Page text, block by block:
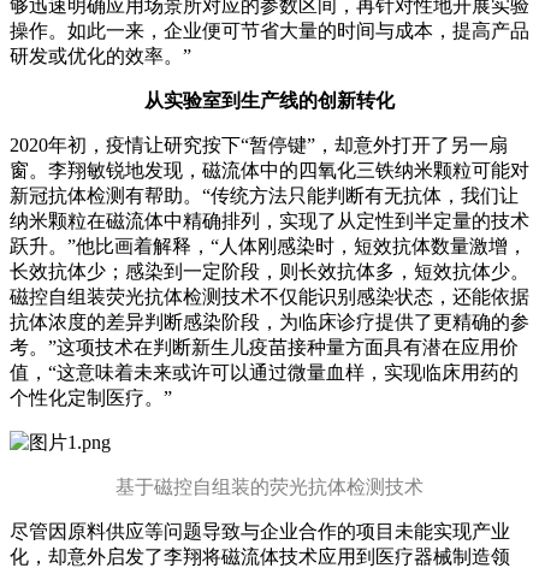
够迅速明确应用场景所对应的参数区间，再针对性地开展实验
操作。如此一来，企业便可节省大量的时间与成本，提高产品
研发或优化的效率。”
从实验室到生产线的创新转化
2020年初，疫情让研究按下“暂停键”，却意外打开了另一扇
窗。李翔敏锐地发现，磁流体中的四氧化三铁纳米颗粒可能对
新冠抗体检测有帮助。“传统方法只能判断有无抗体，我们让
纳米颗粒在磁流体中精确排列，实现了从定性到半定量的技术
跃升。”他比画着解释，“人体刚感染时，短效抗体数量激增，
长效抗体少；感染到一定阶段，则长效抗体多，短效抗体少。
磁控自组装荧光抗体检测技术不仅能识别感染状态，还能依据
抗体浓度的差异判断感染阶段，为临床诊疗提供了更精确的参
考。”这项技术在判断新生儿疫苗接种量方面具有潜在应用价
值，“这意味着未来或许可以通过微量血样，实现临床用药的
个性化定制医疗。”
基于磁控自组装的荧光抗体检测技术
尽管因原料供应等问题导致与企业合作的项目未能实现产业
化，却意外启发了李翔将磁流体技术应用到医疗器械制造领